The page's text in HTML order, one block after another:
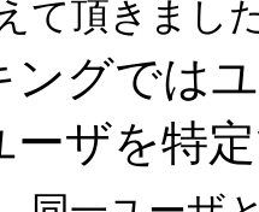
て頂きまし
ングでは
ーザを特